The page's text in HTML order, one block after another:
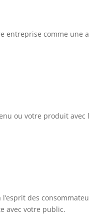
entreprise comme une
ou votre produit avec
des
avec votre public.